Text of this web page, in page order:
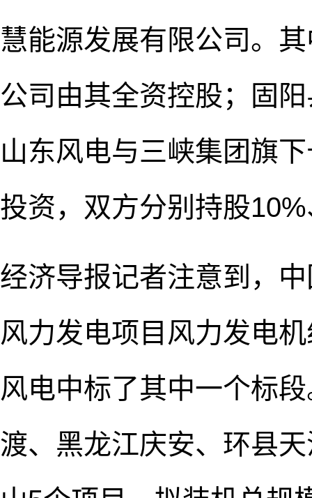
慧能源发展有限公司。
公司由其全资控股；固
山东风电与三峡集团旗
投资，双方分别持股
经济导报记者注意到，
风力发电项目风力发电
风电中标了其中一个标
渡、黑龙江庆安、环县